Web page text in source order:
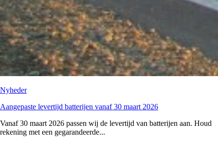
Nyheder
Aangepaste levertijd batterijen vanaf 30 maart 2026
Vanaf 30 maart 2026 passen wij de levertijd van batterijen aan. Houd
rekening met een gegarandeerde...